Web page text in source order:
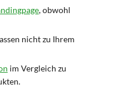
, obwohl
nicht zu Ihrem
im Vergleich zu